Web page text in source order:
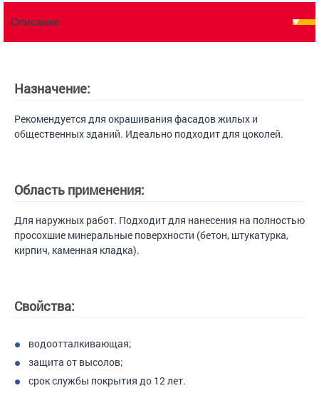
Описание
Назначение:
Рекомендуется для окрашивания фасадов жилых и
общественных зданий. Идеально подходит для цоколей.
Область применения:
Для наружных работ. Подходит для нанесения на полностью
просохшие минеральные поверхности (бетон, штукатурка,
кирпич, каменная кладка).
Свойства:
водоотталкивающая;
защита от высолов;
срок службы покрытия до 12 лет.